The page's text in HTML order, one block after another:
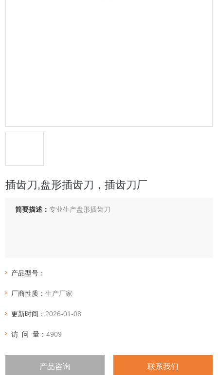
插齿刀,盘形插齿刀，插齿刀厂
简要描述：专业生产盘形插齿刀
产品型号：
厂商性质：生产厂家
更新时间： 2026-01-08
访 问 量：4909
产品咨询 联系我们